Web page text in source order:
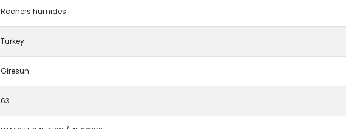
Rochers humides
Turkey
Giresun
63